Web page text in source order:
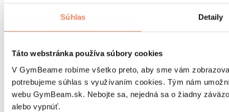
Súhlas Detaily
Táto webstránka používa súbory cookies
V GymBeame robíme všetko preto, aby sme vám
potrebujeme súhlas s využívaním cookies. Tým nám
webu GymBeam.sk. Nebojte sa, nejedná sa o žiadny
alebo vypnúť.
Tašky a batohy
Tašky na jedlo a príslušenstvo
Pomôcky podľa aktivity
Beh
Bojové športy
Cyklistika
Joga a pilates
Otužovanie